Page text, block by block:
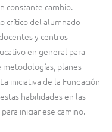
constante cambio.
crítico del alumnado
y centros
en general para
metodologías, planes
iniciativa de la Fundación
habilidades en las
iniciar ese camino.